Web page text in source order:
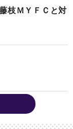
枝ＭＹＦＣと対